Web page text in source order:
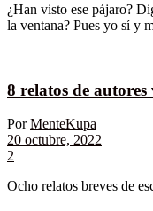
¿Han visto ese pájaro?
la ventana? Pues yo sí y
8 relatos de autores
Por MenteKupa
20 octubre, 2022
2
Ocho relatos breves de